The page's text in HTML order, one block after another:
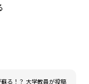
る！？ 大学教員が投稿